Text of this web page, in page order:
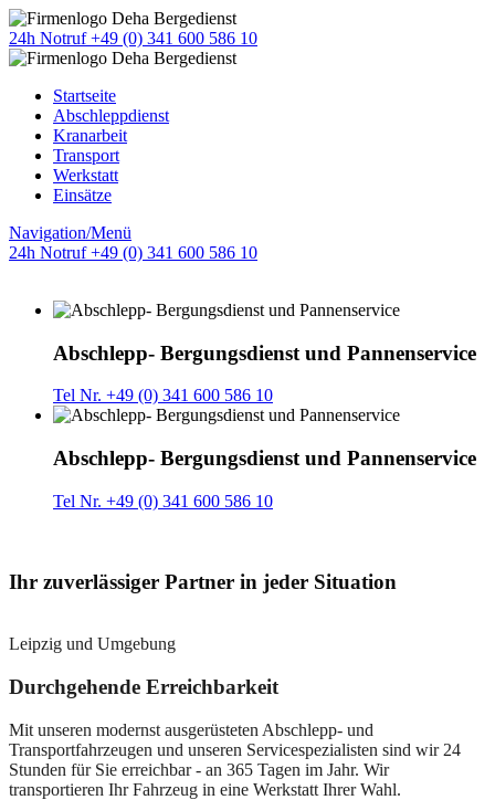
24h Notruf +49 (0) 341 600 586 10
Startseite
Abschleppdienst
Kranarbeit
Transport
Werkstatt
Einsätze
Navigation/Menü
24h Notruf +49 (0) 341 600 586 10
Abschlepp- Bergungsdienst und Pannenservice
Tel Nr. +49 (0) 341 600 586 10
Abschlepp- Bergungsdienst und Pannenservice
Tel Nr. +49 (0) 341 600 586 10
Ihr zuverlässiger Partner in jeder Situation
Leipzig und Umgebung
Durchgehende Erreichbarkeit
Mit unseren modernst ausgerüsteten Abschlepp- und
Transportfahrzeugen und unseren Servicespezialisten sind wir 24
Stunden für Sie erreichbar - an 365 Tagen im Jahr. Wir
transportieren Ihr Fahrzeug in eine Werkstatt Ihrer Wahl.